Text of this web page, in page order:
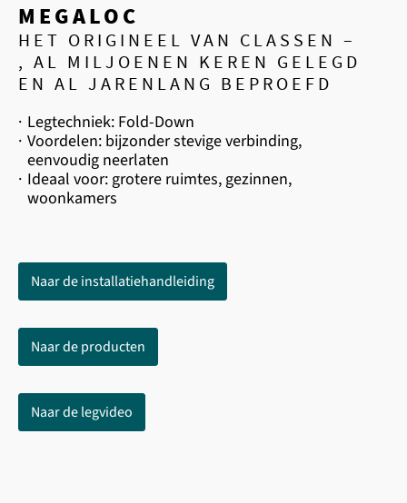
MEGALOC
HET ORIGINEEL VAN CLASSEN –
, AL MILJOENEN KEREN GELEGD
EN AL JARENLANG BEPROEFD
· Legtechniek: Fold-Down
· Voordelen: bijzonder stevige verbinding,
eenvoudig neerlaten
· Ideaal voor: grotere ruimtes, gezinnen,
woonkamers
Naar de installatiehandleiding
Naar de producten
Naar de legvideo